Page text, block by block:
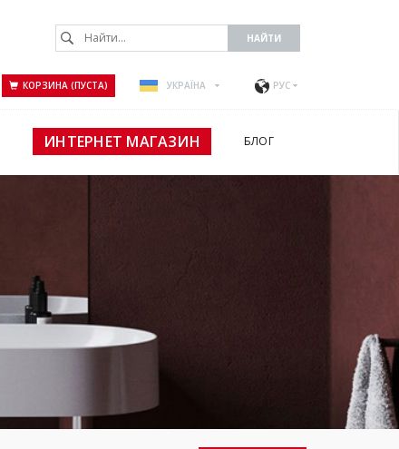
КОРЗИНА (ПУСТА) УКРАЇНА РУС
ИНТЕРНЕТ МАГАЗИН БЛОГ